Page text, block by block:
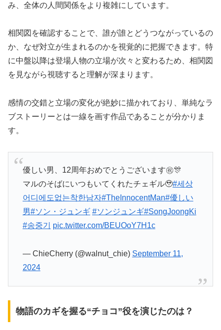
み、全体の人間関係をより複雑にしています。
相関図を確認することで、誰が誰とどうつながっているの
か、なぜ対立が生まれるのかを視覚的に把握できます。特
に中盤以降は登場人物の立場が次々と変わるため、相関図
を見ながら視聴すると理解が深まります。
感情の交錯と立場の変化が絶妙に描かれており、単純なラ
ブストーリーとは一線を画す作品であることが分かりま
す。
優しい男、12周年おめでとうございます㊗️🎊
マルのそばにいつもいてくれたチェギル🥹#세상
어디에도없는착한남자#TheInnocentMan#優しい
男#ソン・ジュンギ #ソンジュンギ#SongJoongKi
#송중기
pic.twitter.com/BEUOoY7H1c
— ChieCherry (@walnut_chie) September 11,
2024
物語のカギを握る“チョコ”役を演じたのは？